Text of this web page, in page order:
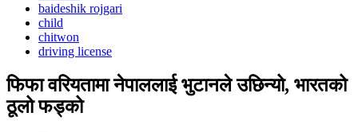
baideshik rojgari
child
chitwon
driving license
फिफा वरियतामा नेपाललाई भुटानले उछिन्यो, भारतको
ठूलो फड्को